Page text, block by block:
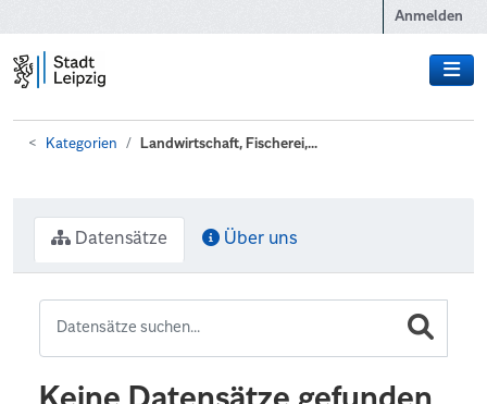
Anmelden
Kategorien Landwirtschaft, Fischerei,...
Datensätze Über uns